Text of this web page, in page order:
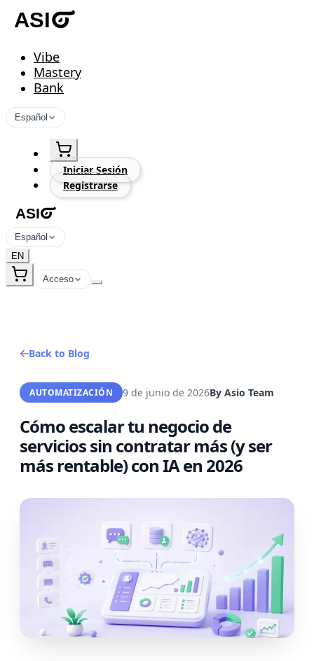
Vibe
Mastery
Bank
Español
Iniciar Sesión
Registrarse
Español
EN
Acceso
Back to Blog
AUTOMATIZACIÓN 9 de junio de 2026By Asio Team
Cómo escalar tu negocio de
servicios sin contratar más (y ser
más rentable) con IA en 2026